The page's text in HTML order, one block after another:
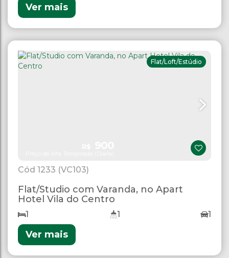
Ver mais
1233 (VC103)
Flat/Loft/Estúdio
Flat/Studio com Varanda, no Apart
Hotel Vila do Centro
1 1 1
Ver mais